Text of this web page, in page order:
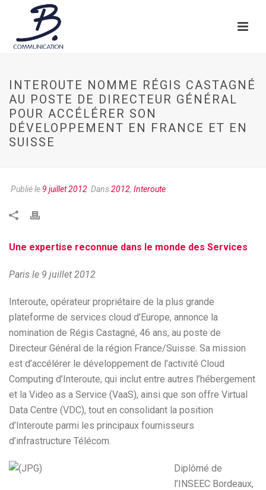
INTEROUTE NOMME RÉGIS CASTAGNÉ
AU POSTE DE DIRECTEUR GÉNÉRAL
POUR ACCÉLÉRER SON
DÉVELOPPEMENT EN FRANCE ET EN
SUISSE
Publié le 9 juillet 2012 Dans2012, Interoute
Une expertise reconnue dans le monde des Services
Paris le 9 juillet 2012
Interoute, opérateur propriétaire de la plus grande
plateforme de services cloud d’Europe, annonce la
nomination de Régis Castagné, 46 ans, au poste de
Directeur Général de la région France/Suisse. Sa mission
est d’accélérer le développement de l’activité Cloud
Computing d’Interoute, qui inclut entre autres l’hébergement
et la Video as a Service (VaaS), ainsi que son offre Virtual
Data Centre (VDC), tout en consolidant la position
d’Interoute parmi les principaux fournisseurs
d’infrastructure Télécom.
Diplômé de
l’INSEEC Bordeaux,